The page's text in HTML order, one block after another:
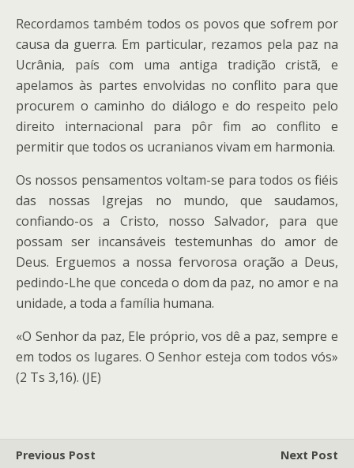
Recordamos também todos os povos que sofrem por
causa da guerra. Em particular, rezamos pela paz na
Ucrânia, país com uma antiga tradição cristã, e
apelamos às partes envolvidas no conflito para que
procurem o caminho do diálogo e do respeito pelo
direito internacional para pôr fim ao conflito e
permitir que todos os ucranianos vivam em harmonia.
Os nossos pensamentos voltam-se para todos os fiéis
das nossas Igrejas no mundo, que saudamos,
confiando-os a Cristo, nosso Salvador, para que
possam ser incansáveis testemunhas do amor de
Deus. Erguemos a nossa fervorosa oração a Deus,
pedindo-Lhe que conceda o dom da paz, no amor e na
unidade, a toda a família humana.
«O Senhor da paz, Ele próprio, vos dê a paz, sempre e
em todos os lugares. O Senhor esteja com todos vós»
(2 Ts 3,16). (JE)
Previous Post
Next Post